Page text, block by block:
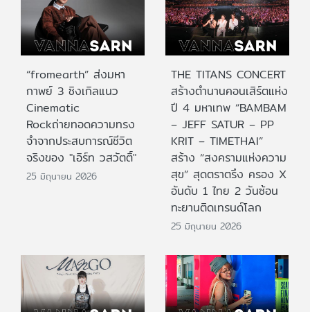
“fromearth” ส่งมหา
กาพย์ 3 ซิงเกิลแนว
Cinematic
Rockถ่ายทอดความทรง
จำจากประสบการณ์ชีวิต
จริงของ "เอิร์ท วสวัตติ์"
25 มิถุนายน 2026
THE TITANS CONCERT
สร้างตำนานคอนเสิร์ตแห่ง
ปี 4 มหาเทพ “BAMBAM
– JEFF SATUR – PP
KRIT – TIMETHAI”
สร้าง “สงครามแห่งความ
สุข” สุดตราตรึง ครอง X
อันดับ 1 ไทย 2 วันซ้อน
ทะยานติดเทรนด์โลก
25 มิถุนายน 2026